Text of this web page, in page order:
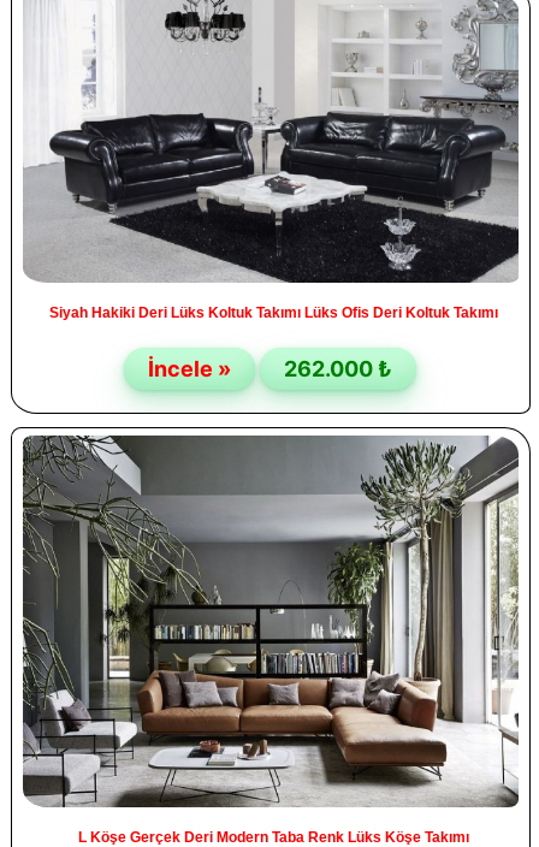
Siyah Hakiki Deri Lüks Koltuk Takımı Lüks Ofis Deri Koltuk Takımı
İncele » 262.000 ₺
L Köşe Gerçek Deri Modern Taba Renk Lüks Köşe Takımı